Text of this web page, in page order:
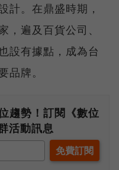
計。在鼎盛時期，
，遍及百貨公司、
設有據點，成為台
品牌。
趨勢！訂閱《數位
活動訊息